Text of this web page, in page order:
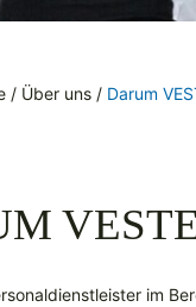
/ Über uns/ Darum
im